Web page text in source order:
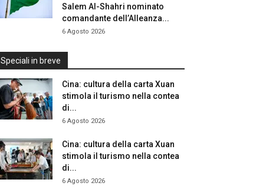
Salem Al-Shahri nominato
comandante dell’Alleanza...
6 Agosto 2026
Speciali in breve
Cina: cultura della carta Xuan
stimola il turismo nella contea
di...
6 Agosto 2026
Cina: cultura della carta Xuan
stimola il turismo nella contea
di...
6 Agosto 2026